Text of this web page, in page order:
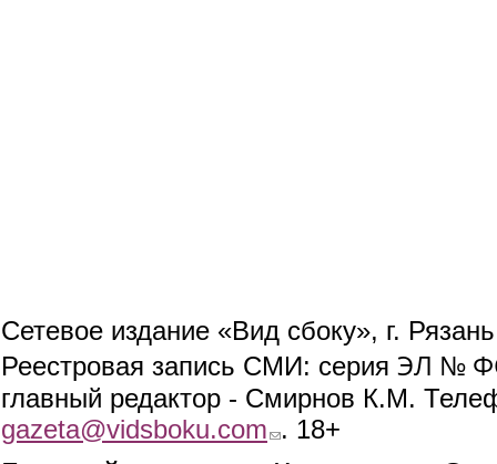
Сетевое издание «Вид сбоку», г.
Реестровая запись СМИ: серия ЭЛ №
главный редактор - Смирнов К.М.
gazeta@vidsboku.com (link sends e-mail)
. 18+